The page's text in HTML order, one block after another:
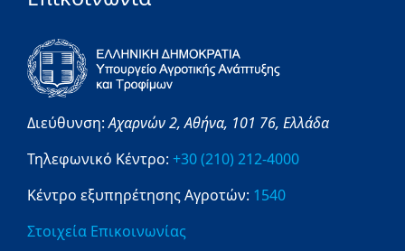
Διεύθυνση:Αχαρνών 2,Αθήνα, 101 76, Ελλάδα
Τηλεφωνικό Κέντρο: +30 (210) 212-4000
Κέντρο εξυπηρέτησης Αγροτών: 1540
Στοιχεία Επικοινωνίας